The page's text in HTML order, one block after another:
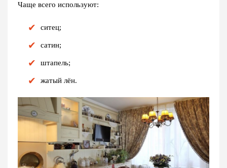
Чаще всего используют:
ситец;
сатин;
штапель;
жатый лён.